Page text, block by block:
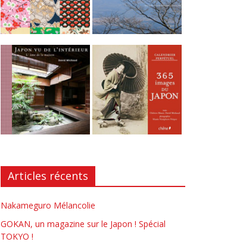
Articles récents
Nakameguro Mélancolie
GOKAN, un magazine sur le Japon ! Spécial
TOKYO !